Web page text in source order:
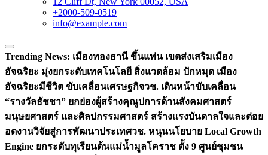
+2000-509-0519
info@example.com
Trending News: เมืองทองธานี ขึ้นแท่น เขตส่งเสริมเมือง
อัจฉริยะ มุ่งยกระดับเทคโนโลยี สิ่งแวดล้อม ปักหมุด เมือง
อัจฉริยะมีชีวิต ขับเคลื่อนเศรษฐกิจวช. เดินหน้าขับเคลื่อน
“รางวัลธัชชา” ยกย่องผู้สร้างคุณูปการด้านสังคมศาสตร์
มนุษยศาสตร์ และศิลปกรรมศาสตร์ สร้างแรงบันดาลใจและต่อย
อดงานวิจัยสู่การพัฒนาประเทศวช. หนุนนโยบาย Local Growth
Engine ยกระดับทุเรียนต้นแม่น้ำมูลโคราช ตั้ง 9 ศูนย์ชุมชน